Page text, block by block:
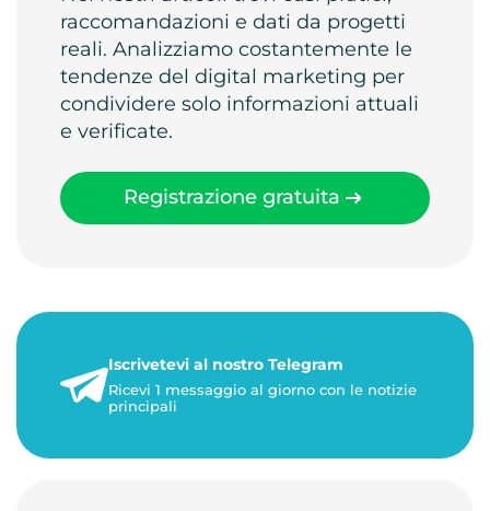
raccomandazioni e dati da progetti
reali. Analizziamo costantemente le
tendenze del digital marketing per
condividere solo informazioni attuali
e verificate.
Registrazione gratuita
Iscrivetevi al nostro Telegram
Ricevi 1 messaggio al giorno con le notizie
principali